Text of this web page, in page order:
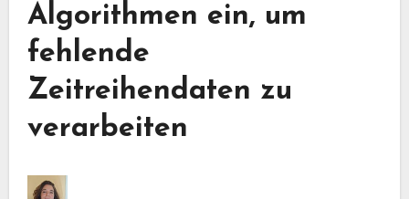
Algorithmen ein, um
fehlende
Zeitreihendaten zu
verarbeiten